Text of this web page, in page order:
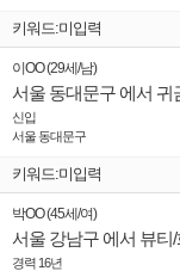
키워드:미입력
이OO(29세 /남)
신입
서울 동대문구
키워드:미입력
박OO(45세 /여)
경력 16년